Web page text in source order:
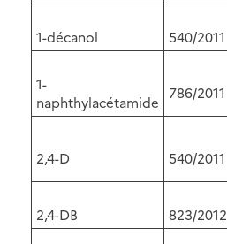
1-décanol 540/2011
1-
naphthylacétamide
786/2011
2,4-D 540/2011
2,4-DB 823/2012